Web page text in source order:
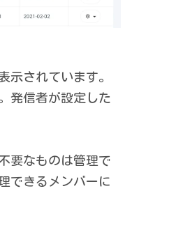
示されています。
発信者が設定した
要なものは管理で
できるメンバーに